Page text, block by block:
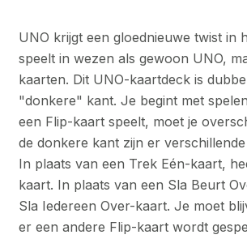
UNO krijgt een gloednieuwe twist in
speelt in wezen als gewoon UNO,
kaarten. Dit UNO-kaartdeck is
"donkere" kant. Je begint met
een Flip-kaart speelt, moet je
de donkere kant zijn er
In plaats van een Trek Eén-kaart,
kaart. In plaats van een Sla Beurt
Sla Iedereen Over-kaart. Je moet
er een andere Flip-kaart wordt